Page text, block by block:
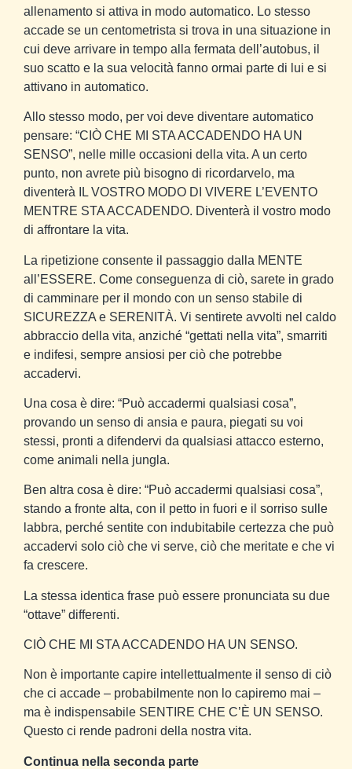
allenamento si attiva in modo automatico. Lo stesso
accade se un centometrista si trova in una situazione in
cui deve arrivare in tempo alla fermata dell’autobus, il
suo scatto e la sua velocità fanno ormai parte di lui e si
attivano in automatico.
Allo stesso modo, per voi deve diventare automatico
pensare: “CIÒ CHE MI STA ACCADENDO HA UN
SENSO”, nelle mille occasioni della vita. A un certo
punto, non avrete più bisogno di ricordarvelo, ma
diventerà IL VOSTRO MODO DI VIVERE L’EVENTO
MENTRE STA ACCADENDO. Diventerà il vostro modo
di affrontare la vita.
La ripetizione consente il passaggio dalla MENTE
all’ESSERE. Come conseguenza di ciò, sarete in grado
di camminare per il mondo con un senso stabile di
SICUREZZA e SERENITÀ. Vi sentirete avvolti nel caldo
abbraccio della vita, anziché “gettati nella vita”, smarriti
e indifesi, sempre ansiosi per ciò che potrebbe
accadervi.
Una cosa è dire: “Può accadermi qualsiasi cosa”,
provando un senso di ansia e paura, piegati su voi
stessi, pronti a difendervi da qualsiasi attacco esterno,
come animali nella jungla.
Ben altra cosa è dire: “Può accadermi qualsiasi cosa”,
stando a fronte alta, con il petto in fuori e il sorriso sulle
labbra, perché sentite con indubitabile certezza che può
accadervi solo ciò che vi serve, ciò che meritate e che vi
fa crescere.
La stessa identica frase può essere pronunciata su due
“ottave” differenti.
CIÒ CHE MI STA ACCADENDO HA UN SENSO.
Non è importante capire intellettualmente il senso di ciò
che ci accade – probabilmente non lo capiremo mai –
ma è indispensabile SENTIRE CHE C’È UN SENSO.
Questo ci rende padroni della nostra vita.
Continua nella seconda parte